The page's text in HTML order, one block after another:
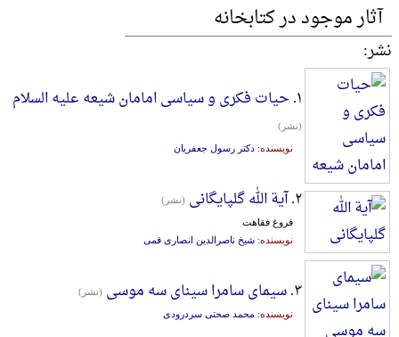
آثار موجود در کتابخانه
نشر:
۱. حیات فکری و سیاسی امامان شیعه علیه السلام
(نشر)
نویسنده: دکتر رسول جعفریان
۲. آیة الله گلپایگانی (نشر)
فروغ فقاهت
نویسنده: شیخ ناصرالدین انصاری قمی
۳. سیمای سامرا سینای سه موسی (نشر)
نویسنده: محمد صحتی سردرودی